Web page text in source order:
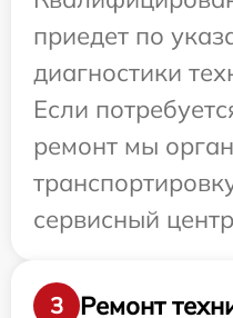
приедет по
диагностики
Если
ремонт мы
сервисный
3 Ремонт